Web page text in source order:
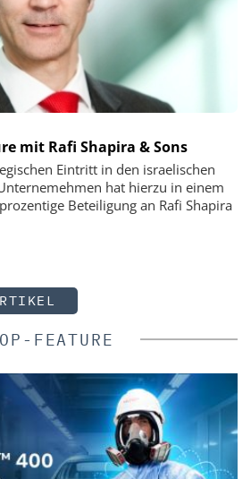
mit Rafi Shapira & Sons
Eintritt in den israelischen
hat hierzu in einem
Beteiligung an Rafi Shapira
FEATURE